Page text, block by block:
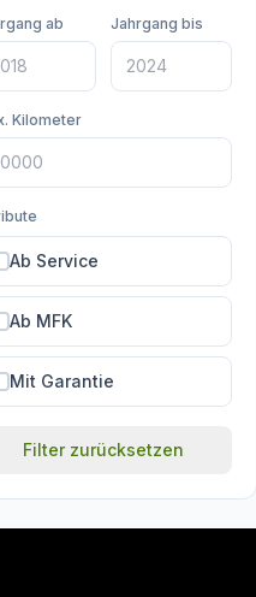
ab Jahrgang bis
Kilometer
Ab Service
Ab MFK
Mit Garantie
Filter zurücksetzen